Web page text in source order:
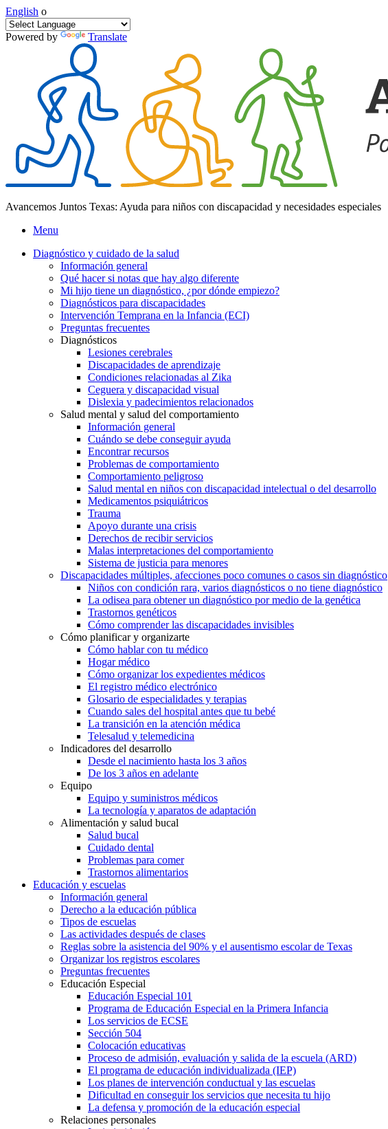
English o
Powered by Translate
Avancemos Juntos Texas: Ayuda para niños con discapacidad y necesidades especiales
Menu
Diagnóstico y cuidado de la salud
Información general
Qué hacer si notas que hay algo diferente
Mi hijo tiene un diagnóstico, ¿por dónde empiezo?
Diagnósticos para discapacidades
Intervención Temprana en la Infancia (ECI)
Preguntas frecuentes
Diagnósticos
Lesiones cerebrales
Discapacidades de aprendizaje
Condiciones relacionadas al Zika
Ceguera y discapacidad visual
Dislexia y padecimientos relacionados
Salud mental y salud del comportamiento
Información general
Cuándo se debe conseguir ayuda
Encontrar recursos
Problemas de comportamiento
Comportamiento peligroso
Salud mental en niños con discapacidad intelectual o del desarrollo
Medicamentos psiquiátricos
Trauma
Apoyo durante una crisis
Derechos de recibir servicios
Malas interpretaciones del comportamiento
Sistema de justicia para menores
Discapacidades múltiples, afecciones poco comunes o casos sin diagnóstico
Niños con condición rara, varios diagnósticos o no tiene diagnóstico
La odisea para obtener un diagnóstico por medio de la genética
Trastornos genéticos
Cómo comprender las discapacidades invisibles
Cómo planificar y organizarte
Cómo hablar con tu médico
Hogar médico
Cómo organizar los expedientes médicos
El registro médico electrónico
Glosario de especialidades y terapias
Cuando sales del hospital antes que tu bebé
La transición en la atención médica
Telesalud y telemedicina
Indicadores del desarrollo
Desde el nacimiento hasta los 3 años
De los 3 años en adelante
Equipo
Equipo y suministros médicos
La tecnología y aparatos de adaptación
Alimentación y salud bucal
Salud bucal
Cuidado dental
Problemas para comer
Trastornos alimentarios
Educación y escuelas
Información general
Derecho a la educación pública
Tipos de escuelas
Las actividades después de clases
Reglas sobre la asistencia del 90% y el ausentismo escolar de Texas
Organizar los registros escolares
Preguntas frecuentes
Educación Especial
Educación Especial 101
Programa de Educación Especial en la Primera Infancia
Los servicios de ECSE
Sección 504
Colocación educativas
Proceso de admisión, evaluación y salida de la escuela (ARD)
El programa de educación individualizada (IEP)
Los planes de intervención conductual y las escuelas
Dificultad en conseguir los servicios que necesita tu hijo
La defensa y promoción de la educación especial
Relaciones personales